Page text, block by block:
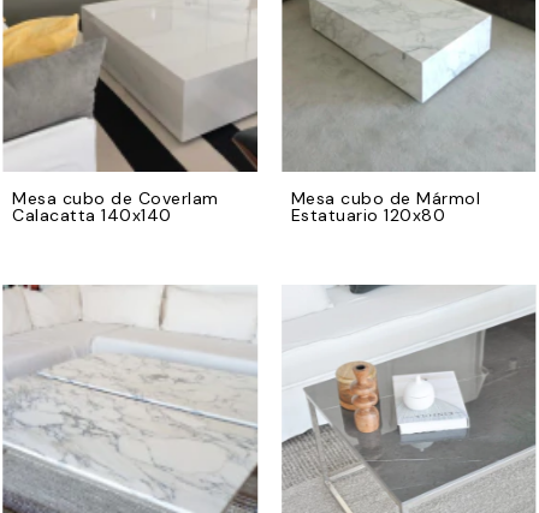
Mesa cubo de Coverlam
Calacatta 140x140
Mesa cubo de Mármol
Estatuario 120x80